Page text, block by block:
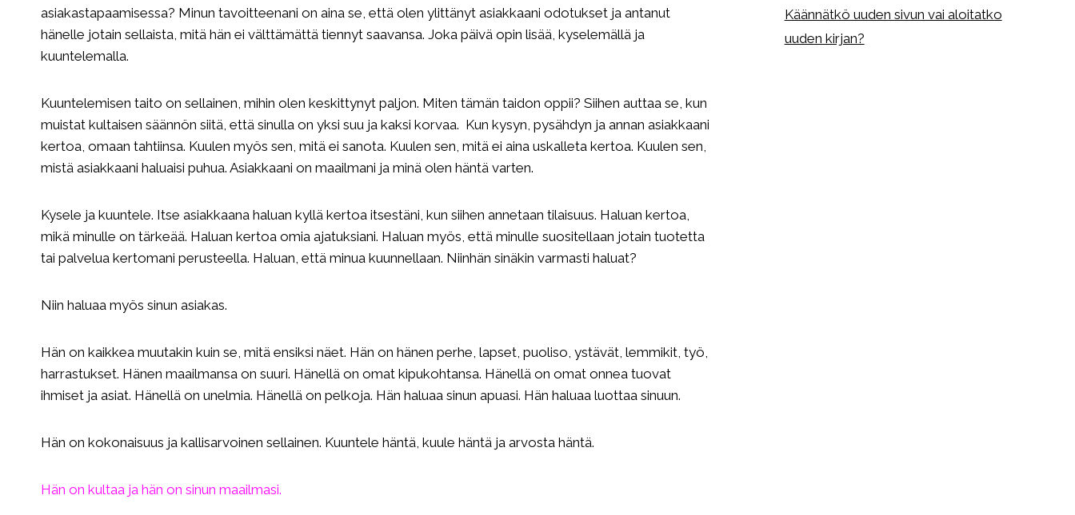
asiakastapaamisessa? Minun tavoitteenani on aina se, että olen ylittänyt asiakkaani odotukset ja antanut
hänelle jotain sellaista, mitä hän ei välttämättä tiennyt saavansa. Joka päivä opin lisää, kyselemällä ja
kuuntelemalla.
Kuuntelemisen taito on sellainen, mihin olen keskittynyt paljon. Miten tämän taidon oppii? Siihen auttaa se, kun
muistat kultaisen säännön siitä, että sinulla on yksi suu ja kaksi korvaa. Kun kysyn, pysähdyn ja annan asiakkaani
kertoa, omaan tahtiinsa. Kuulen myös sen, mitä ei sanota. Kuulen sen, mitä ei aina uskalleta kertoa. Kuulen sen,
mistä asiakkaani haluaisi puhua. Asiakkaani on maailmani ja minä olen häntä varten.
Kysele ja kuuntele. Itse asiakkaana haluan kyllä kertoa itsestäni, kun siihen annetaan tilaisuus. Haluan kertoa,
mikä minulle on tärkeää. Haluan kertoa omia ajatuksiani. Haluan myös, että minulle suositellaan jotain tuotetta
tai palvelua kertomani perusteella. Haluan, että minua kuunnellaan. Niinhän sinäkin varmasti haluat?
Niin haluaa myös sinun asiakas.
Hän on kaikkea muutakin kuin se, mitä ensiksi näet. Hän on hänen perhe, lapset, puoliso, ystävät, lemmikit, työ,
harrastukset. Hänen maailmansa on suuri. Hänellä on omat kipukohtansa. Hänellä on omat onnea tuovat
ihmiset ja asiat. Hänellä on unelmia. Hänellä on pelkoja. Hän haluaa sinun apuasi. Hän haluaa luottaa sinuun.
Hän on kokonaisuus ja kallisarvoinen sellainen. Kuuntele häntä, kuule häntä ja arvosta häntä.
Hän on kultaa ja hän on sinun maailmasi.
Käännätkö uuden sivun vai aloitatko
uuden kirjan?